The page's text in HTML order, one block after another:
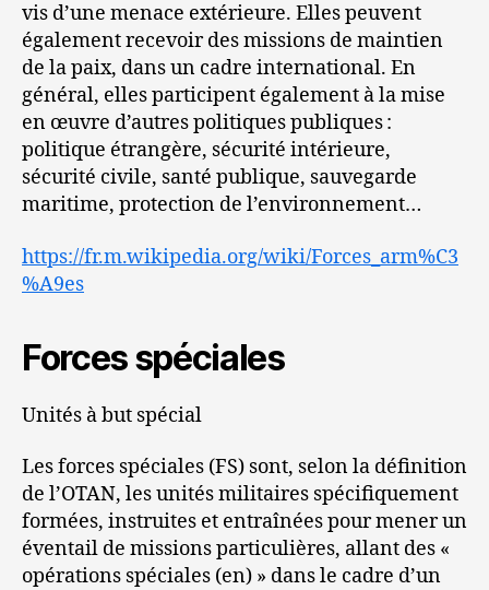
vis d’une menace extérieure. Elles peuvent
également recevoir des missions de maintien
de la paix, dans un cadre international. En
général, elles participent également à la mise
en œuvre d’autres politiques publiques :
politique étrangère, sécurité intérieure,
sécurité civile, santé publique, sauvegarde
maritime, protection de l’environnement…
https://fr.m.wikipedia.org/wiki/Forces_arm%C3
%A9es
Forces spéciales
Unités à but spécial
Les forces spéciales (FS) sont, selon la définition
de l’OTAN, les unités militaires spécifiquement
formées, instruites et entraînées pour mener un
éventail de missions particulières, allant des «
opérations spéciales (en) » dans le cadre d’un